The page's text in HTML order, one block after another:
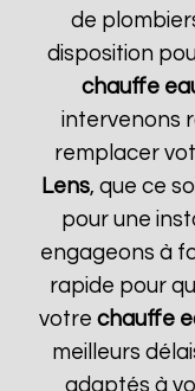
de
disposition
chauffe
intervenons
remplacer
Lens, que ce
pour une
engageons à
rapide pour
votrechauffe
meilleurs
adaptés à